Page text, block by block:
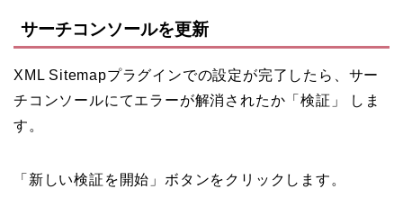
サーチコンソールを更新
XML Sitemapプラグインでの設定が完了したら、サー
チコンソールにてエラーが解消されたか「検証」 しま
す。
「新しい検証を開始」ボタンをクリックします。